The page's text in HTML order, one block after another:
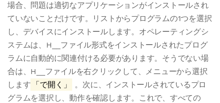
場合、問題は適切なアプリケーションがインストールされ
ていないことだけです。リストからプログラムの1つを選択
し、デバイスにインストールします。オペレーティングシ
ステムは、H__ファイル形式をインストールされたプログ
ラムに自動的に関連付ける必要があります。そうでない場
合は、H__ファイルを右クリックして、メニューから選択
します
「で開く」
。次に、インストールされているプロ
グラムを選択し、動作を確認します。これで、すべての